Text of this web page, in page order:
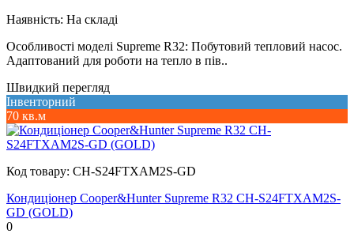
Наявність: На складі
Особливості моделі Supreme R32: Побутовий тепловий насос.
Адаптований для роботи на тепло в пів..
Швидкий перегляд
Інвенторний
70 кв.м
Код товару: CH-S24FTXAM2S-GD
Кондиціонер Cooper&Hunter Supreme R32 CH-S24FTXAM2S-
GD (GOLD)
0